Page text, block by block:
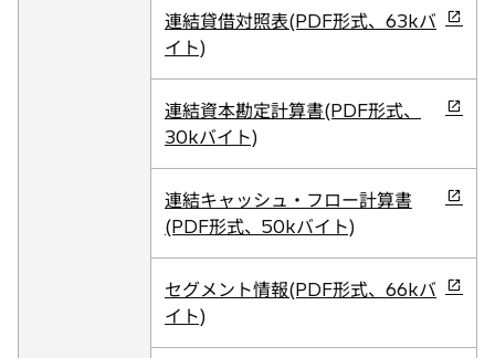
タ
ブ
で
く
連結貸借対照表(PDF形式、63kバ
イト)
新
し
い
タ
ブ
で
く
連結資本勘定計算書(PDF形式、
30kバイト)
新
し
い
タ
ブ
で
く
連結キャッシュ・フロー計算書
(PDF形式、50kバイト)
新
し
い
タ
ブ
で
セグメント情報(PDF形式、66kバ
イト)
新
し
い